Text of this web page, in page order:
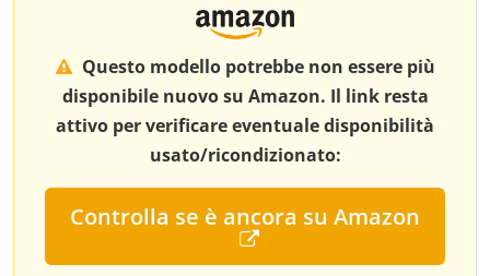
Questo modello potrebbe non essere più
disponibile nuovo su Amazon. Il link resta
attivo per verificare eventuale disponibilità
usato/ricondizionato:
Controlla se è ancora su Amazon